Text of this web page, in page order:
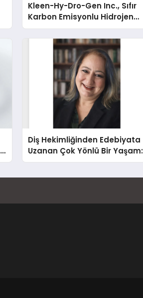
Kleen-Hy-Dro-Gen Inc., Sıfır
Karbon Emisyonlu Hidrojen
Isıtma Teknolojisinde ISO ve
TSSA Düzenleyici Onaylarını
Diş Hekimliğinden Edebiyata
Uzanan Çok Yönlü Bir Yaşam:
Yeşim Şahin Yaman